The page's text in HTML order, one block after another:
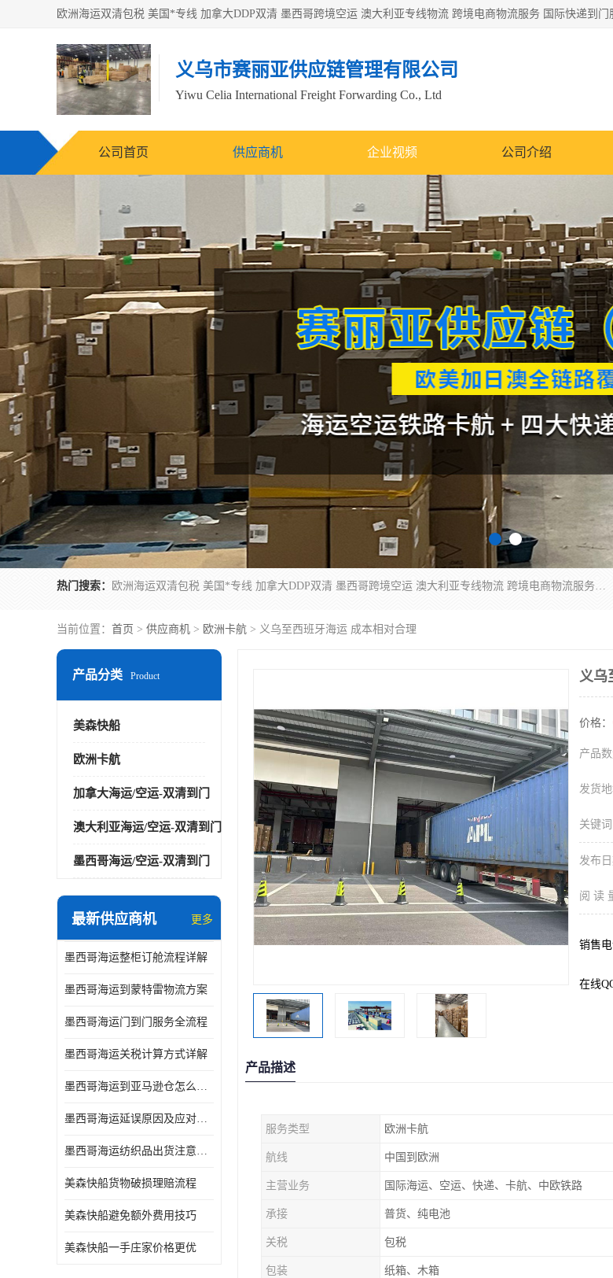
义乌市赛丽亚供应链管理有限公司
Yiwu Celia International Freight Forwarding Co., Ltd
公司首页 供应商机 企业视频 公司介绍
热门搜索： 欧洲海运双清包税 美国*专线 加拿大DDP双清 墨西哥跨境空运 澳大利亚专线物流 跨境电商物流服务 国际快递到门服务 海运*渠道 一站式跨境物流解决方案 TikTok/SHEIN专线 电商平台FBA头程运输 国际铁路运输欧洲 UPS/DDHL/联邦快递跨境 美国双清到门物流 跨境*运输
当前位置： 首页 > 供应商机 > 欧洲卡航 > 义乌至西班牙海运 成本相对合理
产品分类 Product
美森快船
欧洲卡航
加拿大海运/空运-双清到门
澳大利亚海运/空运-双清到门
墨西哥海运/空运-双清到门
最新供应商机 更多
墨西哥海运整柜订舱流程详解
墨西哥海运到蒙特雷物流方案
墨西哥海运门到门服务全流程
墨西哥海运关税计算方式详解
墨西哥海运到亚马逊仓怎么操作
墨西哥海运延误原因及应对办法
墨西哥海运纺织品出货注意事项
美森快船货物破损理赔流程
美森快船避免额外费用技巧
美森快船一手庄家价格更优
义乌
价格：
产品数
发货地
关键词
发布日
阅 读
销售电
在线
产品描述
服务类型 欧洲卡航
航线 中国到欧洲
主营业务 国际海运、空运、快递、卡航、中欧铁路
承接 普货、纯电池
关税 包税
包装 纸箱、木箱